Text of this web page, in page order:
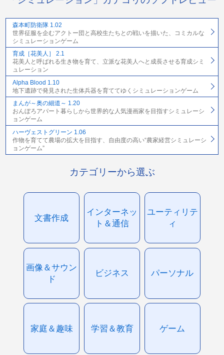
森本町防衛隊 1.02
世界征服を企むアクトー団と高校生たちとの戦いを描いた、コミカルな
シミュレーションゲーム
育成［花美人］ 2.1
花美人と呼ばれる生き物を育て、立派な花美人へと成長させる育成シミ
ュレーション
Alpha Blood 1.10
地下遺跡で発見された生体兵器を育ててゆくシミュレーションゲーム
まんが～奥の細道～ 1.20
おんぼろアパート暮らしから世界的な人気漫画家を目指すシミュレーシ
ョンゲーム
ハーヴェストグリーン 1.06
作物を育てて農場の拡大を目指す、自由度の高い“農家経営シミュレーシ
ョンゲーム”
カテゴリーから選ぶ
文書作成
インターネッ
ト＆通信
ユーティリテ
ィ
画像＆サウン
ド
ビジネス パーソナル
家庭＆趣味 学習＆教育 ゲーム